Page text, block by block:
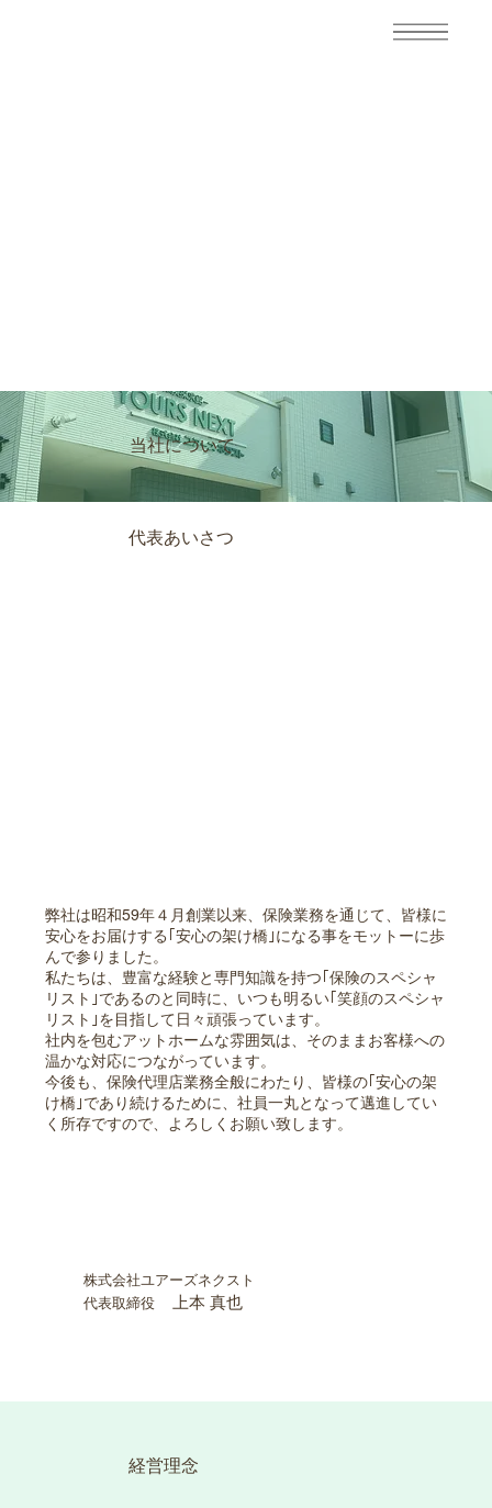
当社について
代表あいさつ
弊社は昭和59年４月創業以来、保険業務を通じて、皆様に
安心をお届けする｢安心の架け橋｣になる事をモットーに歩
んで参りました。
私たちは、豊富な経験と専門知識を持つ｢保険のスペシャ
リスト｣であるのと同時に、いつも明るい｢笑顔のスペシャ
リスト｣を目指して日々頑張っています。
社内を包むアットホームな雰囲気は、そのままお客様への
温かな対応につながっています。
今後も、保険代理店業務全般にわたり、皆様の｢安心の架
け橋｣であり続けるために、社員一丸となって邁進してい
く所存ですので、よろしくお願い致します。
株式会社ユアーズネクスト
代表取締役
上本 真也
経営理念